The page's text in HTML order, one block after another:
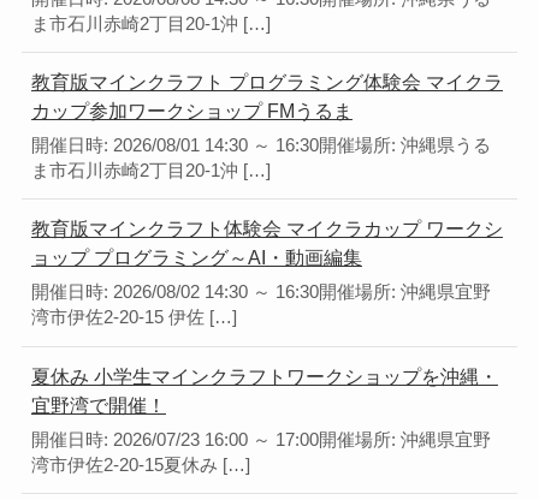
ま市石川赤崎2丁目20-1沖 […]
教育版マインクラフト プログラミング体験会 マイクラ
カップ参加ワークショップ FMうるま
開催日時: 2026/08/01 14:30 ～ 16:30開催場所: 沖縄県うる
ま市石川赤崎2丁目20-1沖 […]
教育版マインクラフト体験会 マイクラカップ ワークシ
ョップ プログラミング～AI・動画編集
開催日時: 2026/08/02 14:30 ～ 16:30開催場所: 沖縄県宜野
湾市伊佐2-20-15 伊佐 […]
夏休み 小学生マインクラフトワークショップを沖縄・
宜野湾で開催！
開催日時: 2026/07/23 16:00 ～ 17:00開催場所: 沖縄県宜野
湾市伊佐2-20-15夏休み […]